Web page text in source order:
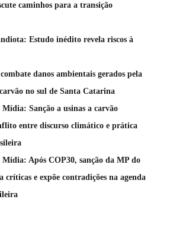
caminhos para a transição
Estudo inédito revela riscos à
danos ambientais gerados pela
no sul de Santa Catarina
Sanção a usinas a carvão
entre discurso climático e prática
Após COP30, sanção da MP do
críticas e expõe contradições na agenda